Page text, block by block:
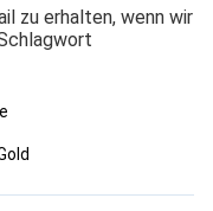
zu erhalten, wenn wir